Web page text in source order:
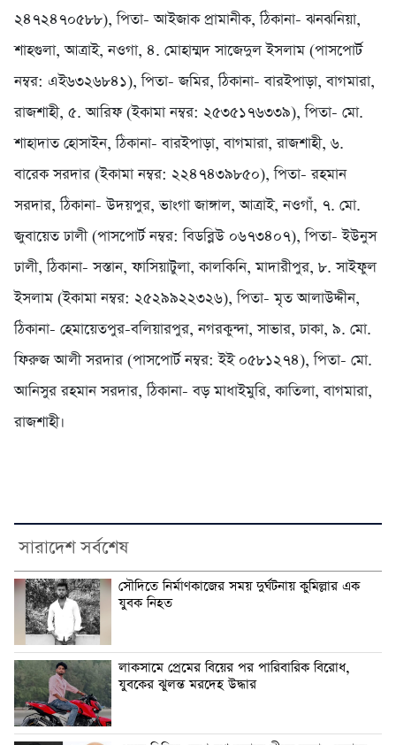
২৪৭২৪৭০৫৮৮), পিতা- আইজাক প্রামানীক, ঠিকানা- ঝনঝনিয়া,
শাহগুলা, আত্রাই, নওগা, ৪. মোহাম্মদ সাজেদুল ইসলাম (পাসপোর্ট
নম্বর: এই৬৩২৬৮৪১), পিতা- জমির, ঠিকানা- বারইপাড়া, বাগমারা,
রাজশাহী, ৫. আরিফ (ইকামা নম্বর: ২৫৩৫১৭৬৩৩৯), পিতা- মো.
শাহাদাত হোসাইন, ঠিকানা- বারইপাড়া, বাগমারা, রাজশাহী, ৬.
বারেক সরদার (ইকামা নম্বর: ২২৪৭৪৩৯৮৫০), পিতা- রহমান
সরদার, ঠিকানা- উদয়পুর, ভাংগা জাঙ্গাল, আত্রাই, নওগাঁ, ৭. মো.
জুবায়েত ঢালী (পাসপোর্ট নম্বর: বিডব্লিউ ০৬৭৩৪০৭), পিতা- ইউনুস
ঢালী, ঠিকানা- সস্তান, ফাসিয়াটুলা, কালকিনি, মাদারীপুর, ৮. সাইফুল
ইসলাম (ইকামা নম্বর: ২৫২৯৯২২৩২৬), পিতা- মৃত আলাউদ্দীন,
ঠিকানা- হেমায়েতপুর-বলিয়ারপুর, নগরকুন্দা, সাভার, ঢাকা, ৯. মো.
ফিরুজ আলী সরদার (পাসপোর্ট নম্বর: ইই ০৫৮১২৭৪), পিতা- মো.
আনিসুর রহমান সরদার, ঠিকানা- বড় মাধাইমুরি, কাতিলা, বাগমারা,
রাজশাহী।
সারাদেশ সর্বশেষ
সৌদিতে নির্মাণকাজের সময় দুর্ঘটনায় কুমিল্লার এক
যুবক নিহত
লাকসামে প্রেমের বিয়ের পর পারিবারিক বিরোধ,
যুবকের ঝুলন্ত মরদেহ উদ্ধার